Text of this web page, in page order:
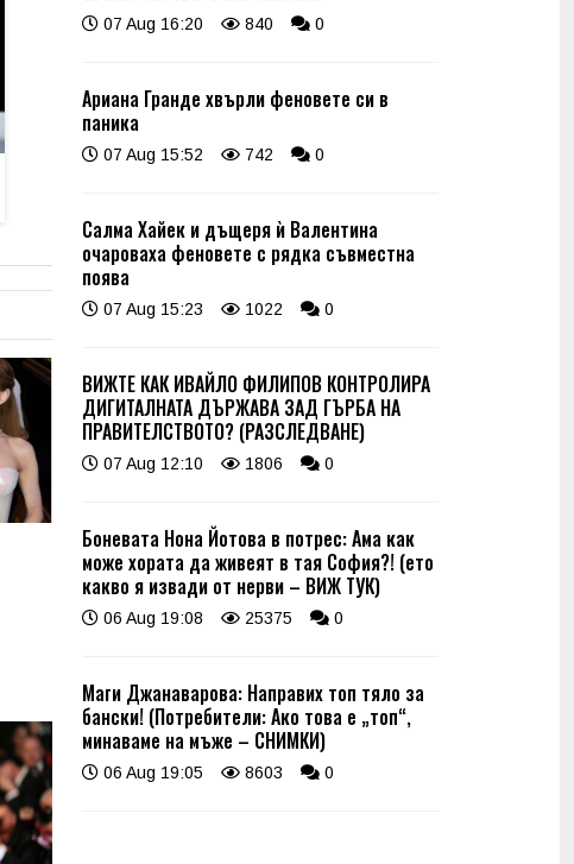
07 Aug 16:20 840 0
Ариана Гранде хвърли феновете си в
паника
07 Aug 15:52 742 0
Салма Хайек и дъщеря ѝ Валентина
очароваха феновете с рядка съвместна
поява
07 Aug 15:23 1022 0
ВИЖТЕ КАК ИВАЙЛО ФИЛИПОВ КОНТРОЛИРА
ДИГИТАЛНАТА ДЪРЖАВА ЗАД ГЪРБА НА
ПРАВИТЕЛСТВОТО? (РАЗСЛЕДВАНЕ)
07 Aug 12:10 1806 0
Боневата Нона Йотова в потрес: Ама как
може хората да живеят в тая София?! (ето
какво я извади от нерви – ВИЖ ТУК)
06 Aug 19:08 25375 0
Маги Джанаварова: Направих топ тяло за
бански! (Потребители: Ако това е „топ“,
минаваме на мъже – СНИМКИ)
06 Aug 19:05 8603 0